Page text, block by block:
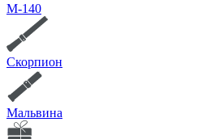
М-140
Скорпион
Мальвина